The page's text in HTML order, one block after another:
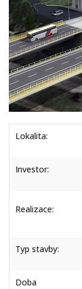
Lokalita:
Investor:
Realizace:
Typ stavby:
Doba